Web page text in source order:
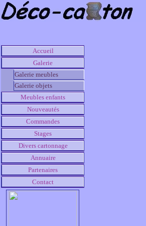
Accueil
Galerie
Galerie meubles
Galerie objets
Meubles enfants
Nouveautés
Commandes
Stages
Divers cartonnage
Annuaire
Partenaires
Contact